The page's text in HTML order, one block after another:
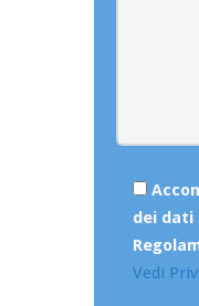
dei dati
Vedi